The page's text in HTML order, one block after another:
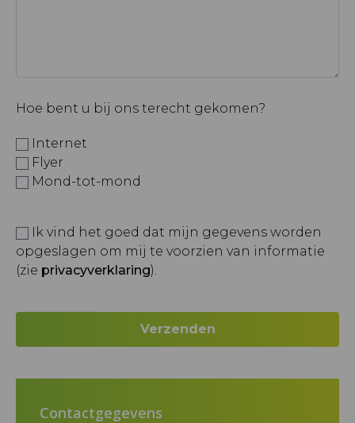
Hoe bent u bij ons terecht gekomen?
Internet
Flyer
Mond-tot-mond
Ik vind het goed dat mijn gegevens worden
opgeslagen om mij te voorzien van informatie
(zie privacyverklaring).
Contactgegevens